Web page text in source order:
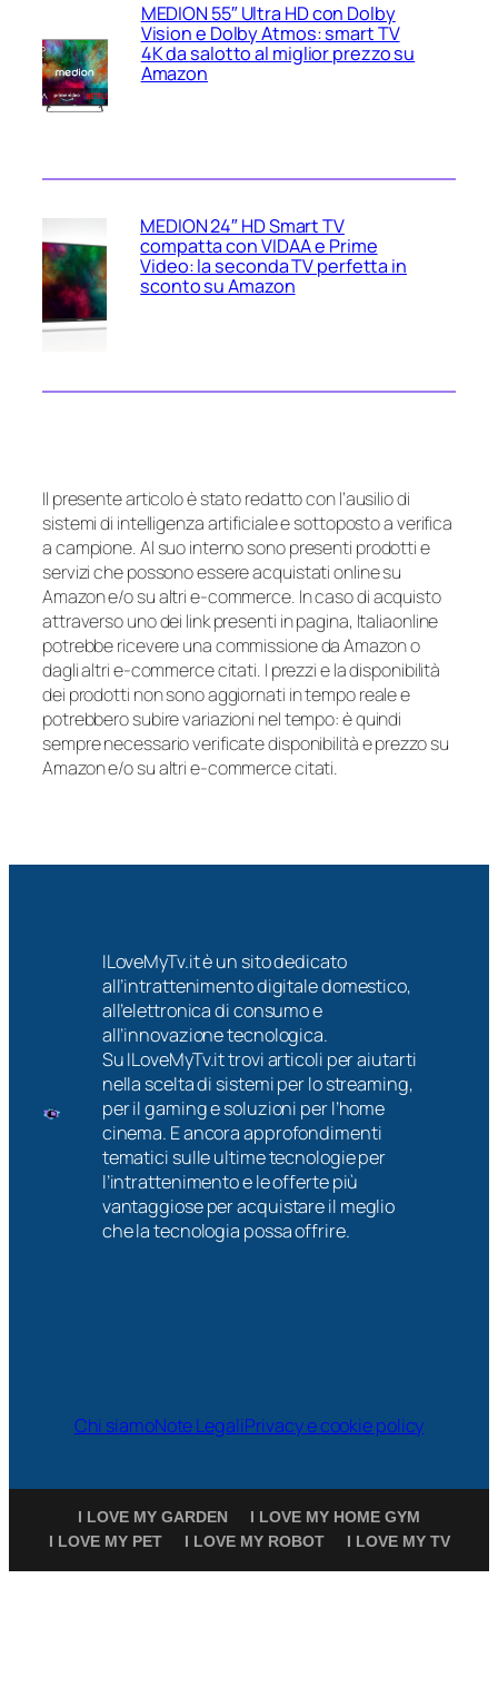
MEDION 55″ Ultra HD con Dolby
Vision e Dolby Atmos: smart TV
4K da salotto al miglior prezzo su
Amazon
MEDION 24″ HD Smart TV
compatta con VIDAA e Prime
Video: la seconda TV perfetta in
sconto su Amazon
Il presente articolo è stato redatto con l’ausilio di
sistemi di intelligenza artificiale e sottoposto a verifica
a campione. Al suo interno sono presenti prodotti e
servizi che possono essere acquistati online su
Amazon e/o su altri e-commerce. In caso di acquisto
attraverso uno dei link presenti in pagina, Italiaonline
potrebbe ricevere una commissione da Amazon o
dagli altri e-commerce citati. I prezzi e la disponibilità
dei prodotti non sono aggiornati in tempo reale e
potrebbero subire variazioni nel tempo: è quindi
sempre necessario verificate disponibilità e prezzo su
Amazon e/o su altri e-commerce citati.
ILoveMyTv.it è un sito dedicato
all’intrattenimento digitale domestico,
all’elettronica di consumo e
all’innovazione tecnologica.
Su ILoveMyTv.it trovi articoli per aiutarti
nella scelta di sistemi per lo streaming,
per il gaming e soluzioni per l’home
cinema. E ancora approfondimenti
tematici sulle ultime tecnologie per
l’intrattenimento e le offerte più
vantaggiose per acquistare il meglio
che la tecnologia possa offrire.
Chi siamoNote LegaliPrivacy e cookie policy
I LOVE MY GARDEN
I LOVE MY HOME GYM
I LOVE MY PET
I LOVE MY ROBOT I LOVE MY TV